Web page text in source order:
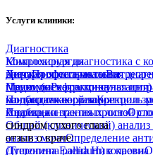
Услуги клиники:
Диагностика
Комплексная диагностика с
врачаПрофессиональная
Микрохирургия
Хирургия катаракты
глаукомыРефракционная
на придатках глазаКонтроль
Детская офтальмология
Прием (осмотр,
Медицинская оптика
Подбор очковой коррекции
коррекции зрения простой
контактная коррекция
Подбор контактных линз
Анализы
Общий (клинический) анализ
анализ мочиОпределение
(Treponema pallidum) в крови
синдром сухого глаза
отзыв о враче:
Душенина Елена Николаевна